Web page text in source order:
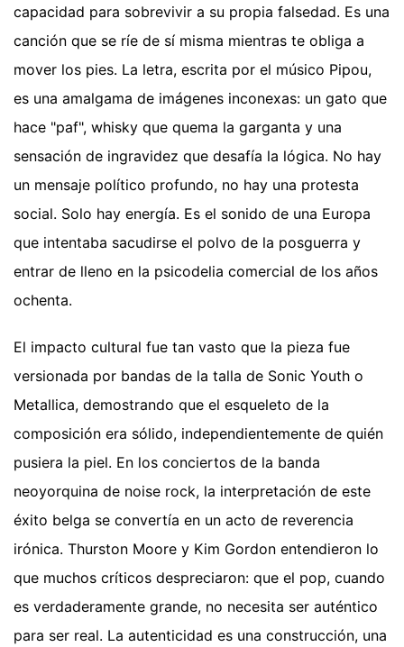
capacidad para sobrevivir a su propia falsedad. Es una
canción que se ríe de sí misma mientras te obliga a
mover los pies. La letra, escrita por el músico Pipou,
es una amalgama de imágenes inconexas: un gato que
hace "paf", whisky que quema la garganta y una
sensación de ingravidez que desafía la lógica. No hay
un mensaje político profundo, no hay una protesta
social. Solo hay energía. Es el sonido de una Europa
que intentaba sacudirse el polvo de la posguerra y
entrar de lleno en la psicodelia comercial de los años
ochenta.
El impacto cultural fue tan vasto que la pieza fue
versionada por bandas de la talla de Sonic Youth o
Metallica, demostrando que el esqueleto de la
composición era sólido, independientemente de quién
pusiera la piel. En los conciertos de la banda
neoyorquina de noise rock, la interpretación de este
éxito belga se convertía en un acto de reverencia
irónica. Thurston Moore y Kim Gordon entendieron lo
que muchos críticos despreciaron: que el pop, cuando
es verdaderamente grande, no necesita ser auténtico
para ser real. La autenticidad es una construcción, una